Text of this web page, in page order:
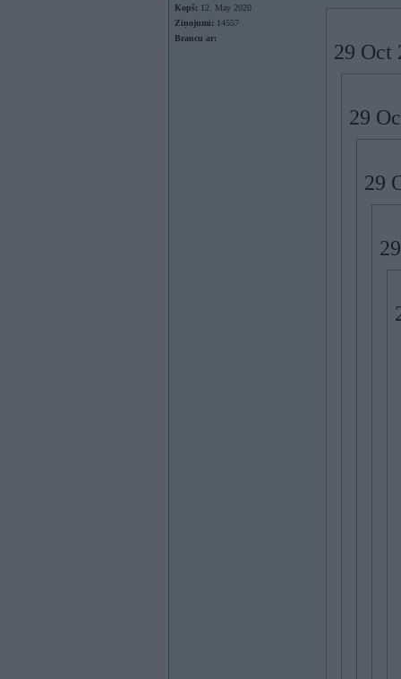
Kopš: 12. May 2020
Ziņojumi: 14557
Braucu ar:
29 Oct
29
29